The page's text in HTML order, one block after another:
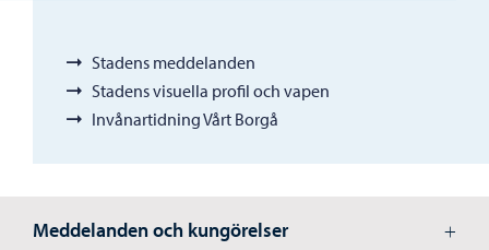
Stadens meddelanden
Stadens visuella profil och vapen
Invånartidning Vårt Borgå
Meddelanden och kungörelser